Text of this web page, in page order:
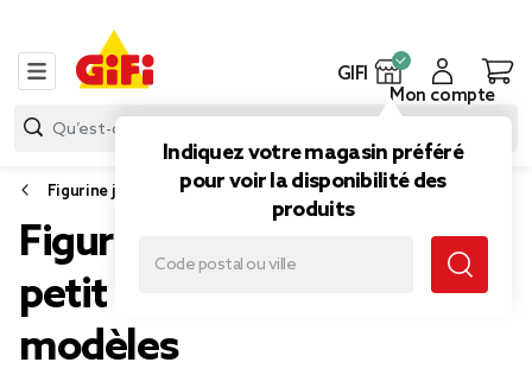
GIFI
Indiquez votre magasin préféré
pour voir la disponibilité des
produits
Mon compte
Figurine jouet
Figurine Mes amis poneys
petit bébé à brosser 4
modèles